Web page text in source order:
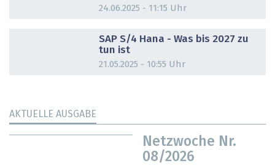
24.06.2025 - 11:15 Uhr
SAP S/4 Hana - Was bis 2027 zu
tun ist
21.05.2025 - 10:55 Uhr
AKTUELLE AUSGABE
Netzwoche Nr.
08/2026